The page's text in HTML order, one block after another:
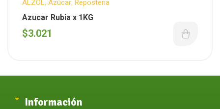
ALZOL , Azúcar, Reposteria
Azucar Rubia x 1KG
$3.021
Información